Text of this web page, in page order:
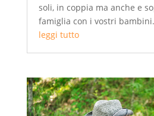
soli, in coppia ma anche e
famiglia con i vostri
leggi tutto